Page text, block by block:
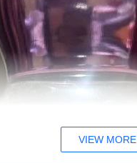
VIEW MORE